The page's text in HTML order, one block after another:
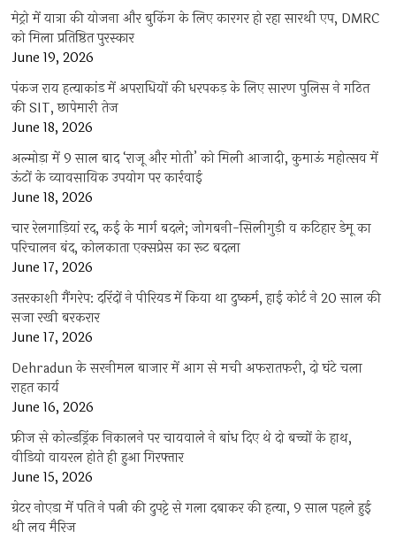
मेट्रो में यात्रा की योजना और बुकिंग के लिए कारगर हो रहा सारथी एप, DMRC
को मिला प्रतिष्ठित पुरस्कार
June 19, 2026
पंकज राय हत्याकांड में अपराधियों की धरपकड़ के लिए सारण पुलिस ने गठित
की SIT, छापेमारी तेज
June 18, 2026
अल्मोड़ा में 9 साल बाद ‘राजू और मोती’ को मिली आजादी, कुमाऊं महोत्सव में
ऊंटों के व्यावसायिक उपयोग पर कार्रवाई
June 18, 2026
चार रेलगाड़ियां रद, कई के मार्ग बदले; जोगबनी-सिलीगुड़ी व कटिहार डेमू का
परिचालन बंद, कोलकाता एक्सप्रेस का रूट बदला
June 17, 2026
उत्तरकाशी गैंगरेप: दरिंदों ने पीरियड में किया था दुष्कर्म, हाई कोर्ट ने 20 साल की
सजा रखी बरकरार
June 17, 2026
Dehradun के सरनीमल बाजार में आग से मची अफरातफरी, दो घंटे चला
राहत कार्य
June 16, 2026
फ्रीज से कोल्डड्रिंक निकालने पर चायवाले ने बांध दिए थे दो बच्चों के हाथ,
वीडियो वायरल होते ही हुआ गिरफ्तार
June 15, 2026
ग्रेटर नोएडा में पति ने पत्नी की दुपट्टे से गला दबाकर की हत्या, 9 साल पहले हुई
थी लव मैरिज